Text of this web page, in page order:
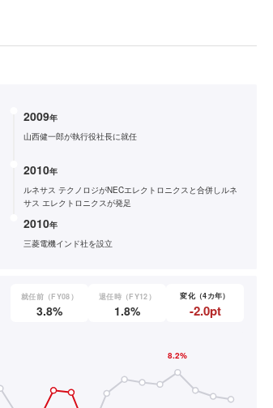
2009年
山西健一郎が執行役社長に就任
2010年
ルネサス テクノロジがNECエレクトロニクスと合併しルネ
サス エレクトロニクスが発足
2010年
三菱電機インド社を設立
就任前（FY08）
3.8%
退任時（FY12）
1.8%
変化（4カ年）
-2.0pt